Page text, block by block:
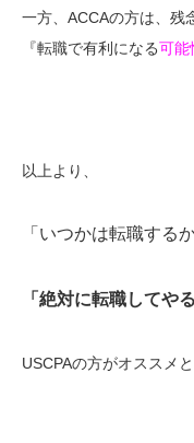
一方、ACCAの方は、残
『転職で有利になる可能
以上より、
「いつかは転職する
「絶対に転職してやる
USCPAの方がオススメと